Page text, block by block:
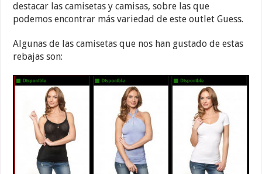
destacar las camisetas y camisas, sobre las que
podemos encontrar más variedad de este outlet Guess.
Algunas de las camisetas que nos han gustado de estas
rebajas son: